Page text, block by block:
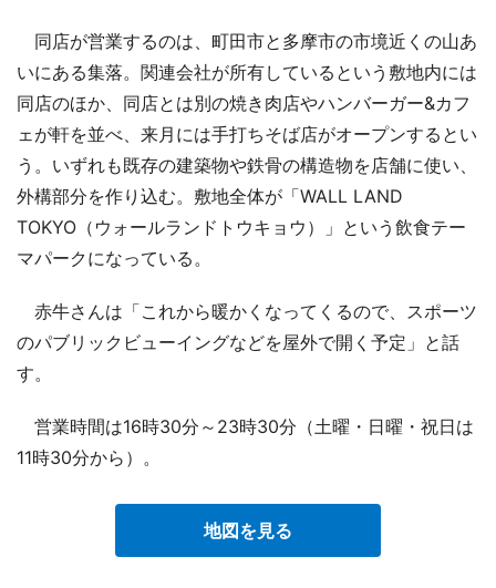
同店が営業するのは、町田市と多摩市の市境近くの山あ
いにある集落。関連会社が所有しているという敷地内には
同店のほか、同店とは別の焼き肉店やハンバーガー&カフ
ェが軒を並べ、来月には手打ちそば店がオープンするとい
う。いずれも既存の建築物や鉄骨の構造物を店舗に使い、
外構部分を作り込む。敷地全体が「WALL LAND
TOKYO（ウォールランドトウキョウ）」という飲食テー
マパークになっている。
赤牛さんは「これから暖かくなってくるので、スポーツ
のパブリックビューイングなどを屋外で開く予定」と話
す。
営業時間は16時30分～23時30分（土曜・日曜・祝日は
11時30分から）。
地図を見る